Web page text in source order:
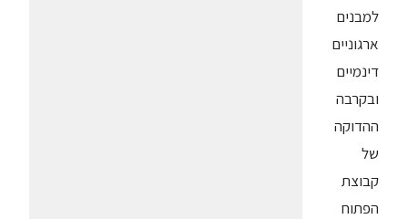
למבנים
ארגוניים
דינמיים
ובקרבה
ההדוקה
של
קבוצת
הפתוח